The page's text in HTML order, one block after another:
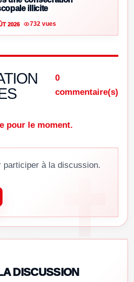
illicite
2026 732 vues
0
commentaire(s)
pour le moment.
participer à la discussion.
DISCUSSION